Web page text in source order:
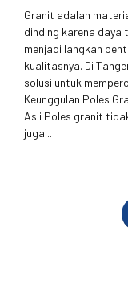
Granit adalah
dinding karena daya
menjadi langkah
kualitasnya. Di
solusi untuk
Keunggulan Poles
Asli Poles granit
juga...